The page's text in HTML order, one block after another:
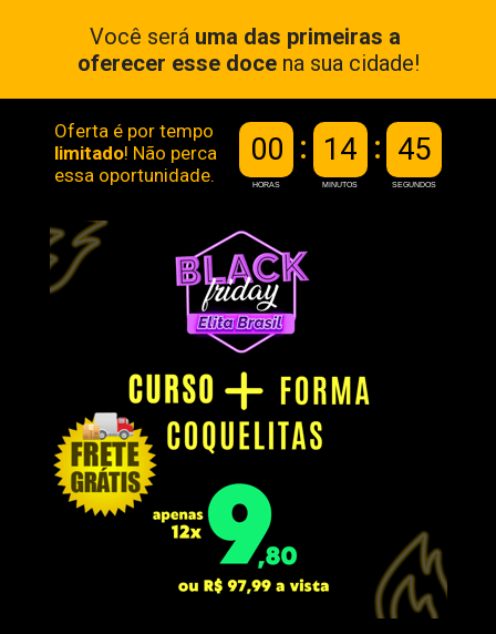
Você será uma das primeiras a
oferecer esse doce na sua cidade!
HORAS MINUTOS SEGUNDOS
00 14 44
limitado! Não perca
essa oportunidade.